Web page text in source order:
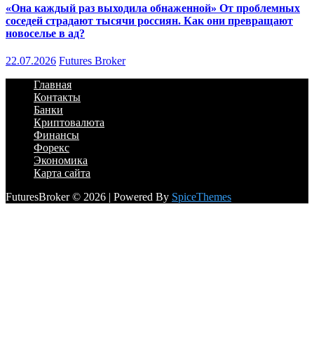
«Она каждый раз выходила обнаженной» От проблемных
соседей страдают тысячи россиян. Как они превращают
новоселье в ад?
22.07.2026 Futures Broker
Главная
Контакты
Банки
Криптовалюта
Финансы
Форекс
Экономика
Карта сайта
FuturesBroker © 2026 | Powered By SpiceThemes